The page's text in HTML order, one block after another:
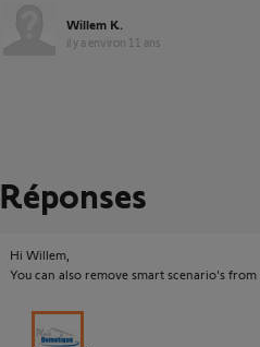
Willem K.
il y a environ 11 ans
Réponses
Hi Willem,
You can also remove smart scenario's